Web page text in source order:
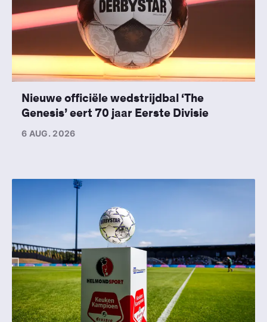
Nieuwe officiële wedstrijdbal ‘The
Genesis’ eert 70 jaar Eerste Divisie
6 AUG. 2026